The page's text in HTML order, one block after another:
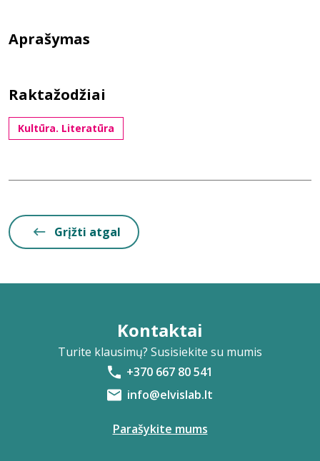
Aprašymas
Raktažodžiai
Kultūra. Literatūra
Grįžti atgal
Kontaktai
Turite klausimų? Susisiekite su mumis
+370 667 80 541
info@elvislab.lt
Parašykite mums